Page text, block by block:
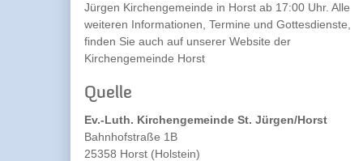
Jürgen Kirchengemeinde in Horst ab 17:00 Uhr. Alle
weiteren Informationen, Termine und Gottesdienste,
finden Sie auch auf unserer Website der
Kirchengemeinde Horst
Quelle
Ev.-Luth. Kirchengemeinde St. Jürgen/Horst
Bahnhofstraße 1B
25358 Horst (Holstein)